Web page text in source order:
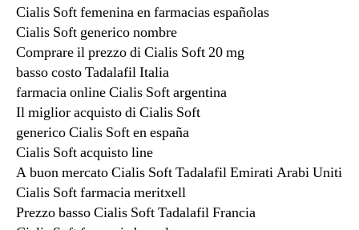
Cialis Soft femenina en farmacias españolas
Cialis Soft generico nombre
Comprare il prezzo di Cialis Soft 20 mg
basso costo Tadalafil Italia
farmacia online Cialis Soft argentina
Il miglior acquisto di Cialis Soft
generico Cialis Soft en españa
Cialis Soft acquisto line
A buon mercato Cialis Soft Tadalafil Emirati Arabi Uniti
Cialis Soft farmacia meritxell
Prezzo basso Cialis Soft Tadalafil Francia